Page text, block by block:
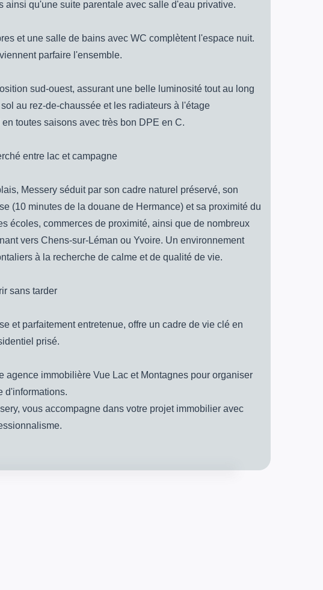
ainsi qu'une suite parentale avec salle d'eau privative.
et une salle de bains avec WC complètent l'espace nuit.
parfaire l'ensemble.
sud-ouest, assurant une belle luminosité tout au long
au rez-de-chaussée et les radiateurs à l'étage
toutes saisons avec très bon DPE en C.
entre lac et campagne
Messery séduit par son cadre naturel préservé, son
(10 minutes de la douane de Hermance) et sa proximité du
écoles, commerces de proximité, ainsi que de nombreux
vers Chens-sur-Léman ou Yvoire. Un environnement
à la recherche de calme et de qualité de vie.
sans tarder
et parfaitement entretenue, offre un cadre de vie clé en
prisé.
agence immobilière Vue Lac et Montagnes pour organiser
d'informations.
vous accompagne dans votre projet immobilier avec